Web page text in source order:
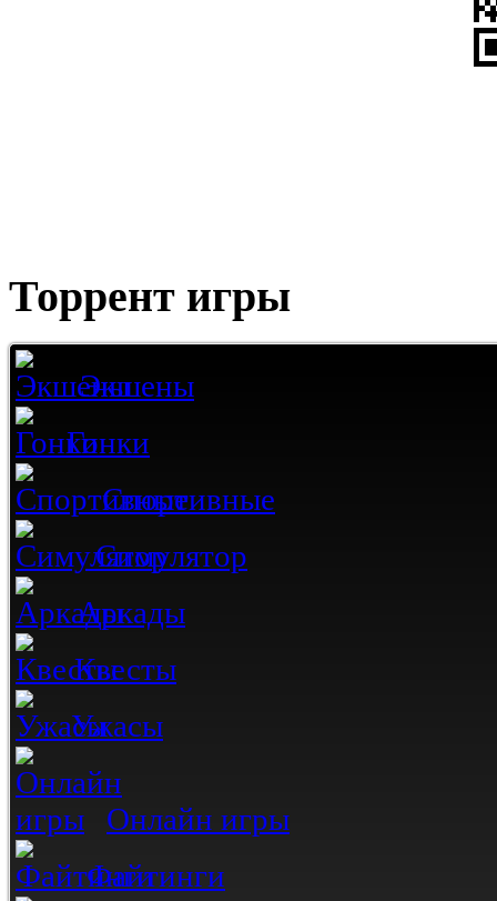
Торрент игры
Экшены
Гонки
Спортивные
Симулятор
Аркады
Квесты
Ужасы
Онлайн игры
Файтинги